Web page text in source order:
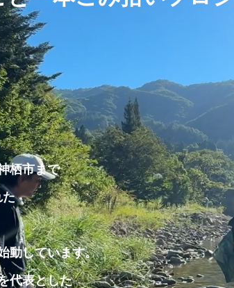
栖市まで
た
動しています。
代表とした